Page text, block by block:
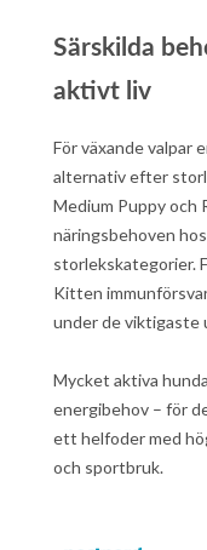
Särskilda
aktivt liv
För växande valpar
alternativ efter
Medium Puppy och
näringsbehoven
storlekskategorier.
Kitten
under de viktigaste
Mycket aktiva
energibehov – för
ett helfoder med
och sportbruk.